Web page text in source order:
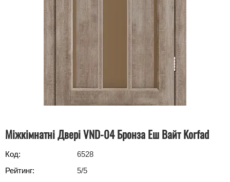
Міжкімнатні Двері VND-04 Бронза Еш Вайт Korfad
Код:
6528
Рейтинг:
5/5